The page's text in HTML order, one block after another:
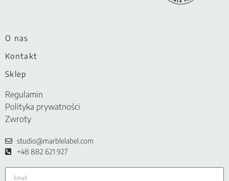
O nas
Kontakt
Sklep
Regulamin
Polityka prywatności
Zwroty
studio@marblelabel.com
+48 882 621 927